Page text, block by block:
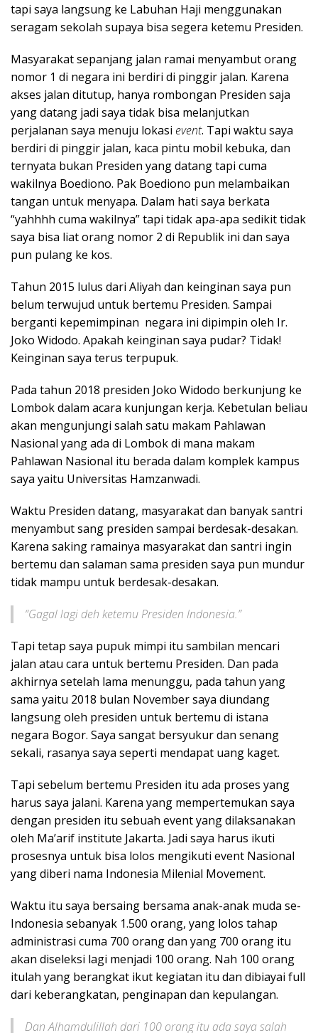
tapi saya langsung ke Labuhan Haji menggunakan
seragam sekolah supaya bisa segera ketemu Presiden.
Masyarakat sepanjang jalan ramai menyambut orang
nomor 1 di negara ini berdiri di pinggir jalan. Karena
akses jalan ditutup, hanya rombongan Presiden saja
yang datang jadi saya tidak bisa melanjutkan
perjalanan saya menuju lokasi event. Tapi waktu saya
berdiri di pinggir jalan, kaca pintu mobil kebuka, dan
ternyata bukan Presiden yang datang tapi cuma
wakilnya Boediono. Pak Boediono pun melambaikan
tangan untuk menyapa. Dalam hati saya berkata
“yahhhh cuma wakilnya” tapi tidak apa-apa sedikit tidak
saya bisa liat orang nomor 2 di Republik ini dan saya
pun pulang ke kos.
Tahun 2015 lulus dari Aliyah dan keinginan saya pun
belum terwujud untuk bertemu Presiden. Sampai
berganti kepemimpinan negara ini dipimpin oleh Ir.
Joko Widodo. Apakah keinginan saya pudar? Tidak!
Keinginan saya terus terpupuk.
Pada tahun 2018 presiden Joko Widodo berkunjung ke
Lombok dalam acara kunjungan kerja. Kebetulan beliau
akan mengunjungi salah satu makam Pahlawan
Nasional yang ada di Lombok di mana makam
Pahlawan Nasional itu berada dalam komplek kampus
saya yaitu Universitas Hamzanwadi.
Waktu Presiden datang, masyarakat dan banyak santri
menyambut sang presiden sampai berdesak-desakan.
Karena saking ramainya masyarakat dan santri ingin
bertemu dan salaman sama presiden saya pun mundur
tidak mampu untuk berdesak-desakan.
“Gagal lagi deh ketemu Presiden Indonesia.”
Tapi tetap saya pupuk mimpi itu sambilan mencari
jalan atau cara untuk bertemu Presiden. Dan pada
akhirnya setelah lama menunggu, pada tahun yang
sama yaitu 2018 bulan November saya diundang
langsung oleh presiden untuk bertemu di istana
negara Bogor. Saya sangat bersyukur dan senang
sekali, rasanya saya seperti mendapat uang kaget.
Tapi sebelum bertemu Presiden itu ada proses yang
harus saya jalani. Karena yang mempertemukan saya
dengan presiden itu sebuah event yang dilaksanakan
oleh Ma’arif institute Jakarta. Jadi saya harus ikuti
prosesnya untuk bisa lolos mengikuti event Nasional
yang diberi nama Indonesia Milenial Movement.
Waktu itu saya bersaing bersama anak-anak muda se-
Indonesia sebanyak 1.500 orang, yang lolos tahap
administrasi cuma 700 orang dan yang 700 orang itu
akan diseleksi lagi menjadi 100 orang. Nah 100 orang
itulah yang berangkat ikut kegiatan itu dan dibiayai full
dari keberangkatan, penginapan dan kepulangan.
Dan Alhamdulillah dari 100 orang itu ada saya salah